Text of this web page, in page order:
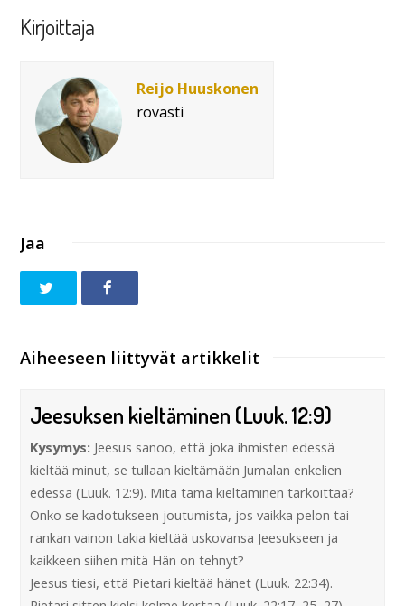
Kirjoittaja
Reijo Huuskonen
rovasti
Jaa
Aiheeseen liittyvät artikkelit
Jeesuksen kieltäminen (Luuk. 12:9)
Kysymys: Jeesus sanoo, että joka ihmisten edessä
kieltää minut, se tullaan kieltämään Jumalan enkelien
edessä (Luuk. 12:9). Mitä tämä kieltäminen tarkoittaa?
Onko se kadotukseen joutumista, jos vaikka pelon tai
rankan vainon takia kieltää uskovansa Jeesukseen ja
kaikkeen siihen mitä Hän on tehnyt?
Jeesus tiesi, että Pietari kieltää hänet (Luuk. 22:34).